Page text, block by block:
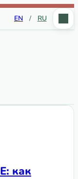
EN / RU
как